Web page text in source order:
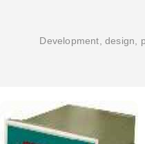
Development, design,